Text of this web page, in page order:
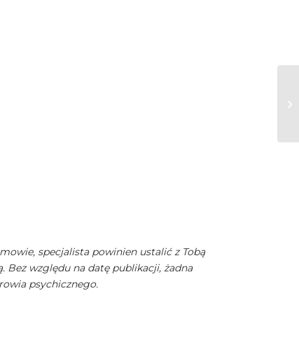
specjalista powinien ustalić z Tobą
Bez względu na datę publikacji, żadna
psychicznego.